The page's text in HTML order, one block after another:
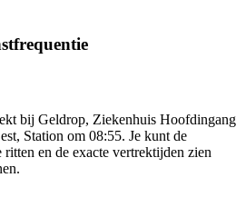
bij Geldrop, Ziekenhuis Hoofdingang
Station om 08:55. Je kunt de
en de exacte vertrektijden zien